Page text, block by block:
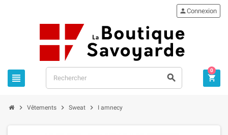
 
Connexion

0
 Vêtements  Sweat  I amnecy